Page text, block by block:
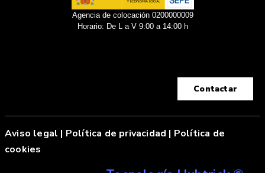
Agencia de colocación 0200000009
Horario: De L a V 9:00 a 14:00 h
Contactar
Aviso legal | Política de privacidad | Política de
cookies